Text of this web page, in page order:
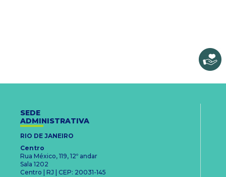
SEDE
ADMINISTRATIVA
RIO DE JANEIRO
Centro
Rua México, 119, 12º andar
Sala 1202
Centro | RJ | CEP: 20031-145